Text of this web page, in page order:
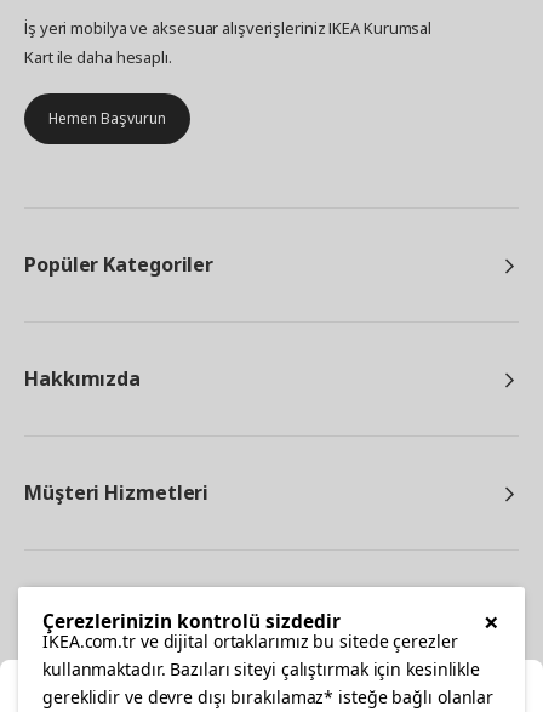
İş yeri mobilya ve aksesuar alışverişleriniz IKEA Kurumsal
Kart ile daha hesaplı.
Hemen Başvurun
Popüler Kategoriler
Hakkımızda
Müşteri Hizmetleri
×
Çerezlerinizin kontrolü sizdedir
IKEA.com.tr ve dijital ortaklarımız bu sitede çerezler
kullanmaktadır. Bazıları siteyi çalıştırmak için kesinlikle
gereklidir ve devre dışı bırakılamaz* isteğe bağlı olanlar